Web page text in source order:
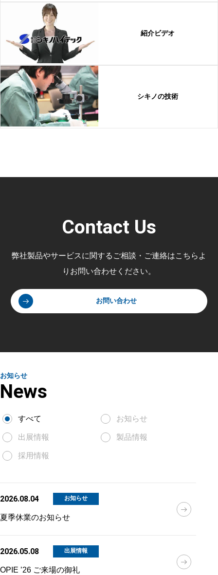
紹介ビデオ
シキノの技術
Contact Us
弊社製品やサービスに関するご相談・ご連絡はこちらよ
りお問い合わせください。
お問い合わせ
お知らせ
News
すべて お知らせ
出展情報 製品情報
採用情報
2026.08.04 お知らせ
夏季休業のお知らせ
2026.05.08 出展情報
OPIE ’26 ご来場の御礼